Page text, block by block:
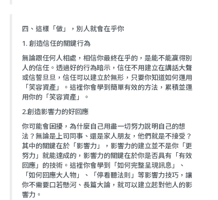
四、這樣「做」，別人就會在乎你
1. 創造信任的關鍵行為
無論跟任何人相處，相信你最終在乎的，是能不能贏得別
人的信任。透過好的行為暗示，信任不用建立在講話大聲
或信誓旦旦，信任可以建立於無形，只要你知道如何運用
「笑容資產」。這裡你會學到簡單有效的方法，累積並運
用你的「笑容資產」。
2.創造影響力的好回應
你可能會困擾，為什麼自己用盡一切努力說明自己的想
法？無論是上司同事、還是家人朋友，他們就是不接受？
其中的關鍵在於「影響力」，影響力的建立並不是你「更
努力」就能達成的，影響力的關鍵在於你是否具有「有效
回應」的技術。這裡你會學到「如何完整呈現訊息」、
「如何回應大人物」、「停看聽法則」等影響力技巧，讓
你不需要口若懸河、長篇大論，就可以建立起對他人的影
響力。